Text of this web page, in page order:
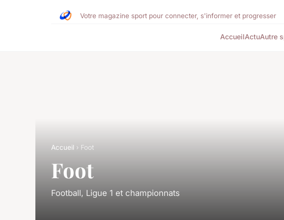
Votre magazine sport pour connecter, s'informer et progresser
AccueilActuAutre
Accueil › Foot
Foot
Football, Ligue 1 et championnats